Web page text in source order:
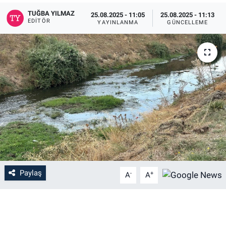
TUĞBA YILMAZ
EDITÖR
25.08.2025 - 11:05
YAYINLANMA
25.08.2025 - 11:13
GÜNCELLEME
Paylaş A- A+